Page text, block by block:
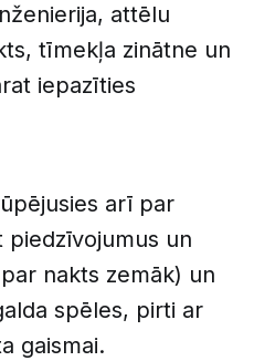
attēlu
tīmekļa zinātne un
iepazīties
arī par
piedzīvojumus un
nakts zemāk) un
spēles, pirti ar
gaismai.